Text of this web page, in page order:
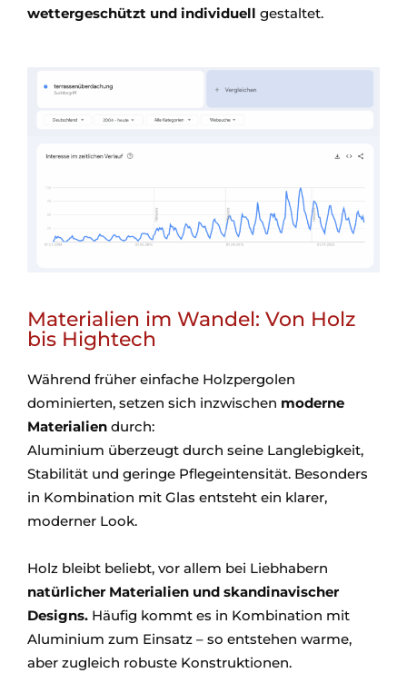
wettergeschützt und individuell gestaltet.
Materialien im Wandel: Von Holz
bis Hightech
Während früher einfache Holzpergolen
dominierten, setzen sich inzwischen moderne
Materialien durch:
Aluminium überzeugt durch seine Langlebigkeit,
Stabilität und geringe Pflegeintensität. Besonders
in Kombination mit Glas entsteht ein klarer,
moderner Look.
Holz bleibt beliebt, vor allem bei Liebhabern
natürlicher Materialien und skandinavischer
Designs. Häufig kommt es in Kombination mit
Aluminium zum Einsatz – so entstehen warme,
aber zugleich robuste Konstruktionen.